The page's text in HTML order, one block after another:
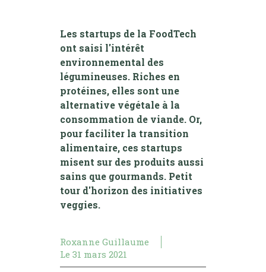
Les startups de la FoodTech
ont saisi l'intérêt
environnemental des
légumineuses. Riches en
protéines, elles sont une
alternative végétale à la
consommation de viande. Or,
pour faciliter la transition
alimentaire, ces startups
misent sur des produits aussi
sains que gourmands. Petit
tour d'horizon des initiatives
veggies.
Roxanne Guillaume
Le 31 mars 2021